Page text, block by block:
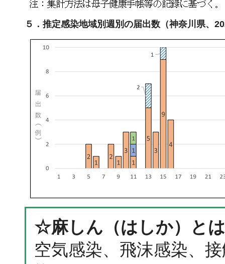
５．推定感染地域別週別の届出数（神奈川県、
☆麻しん（はしか）とは
空気感染、飛沫感染、